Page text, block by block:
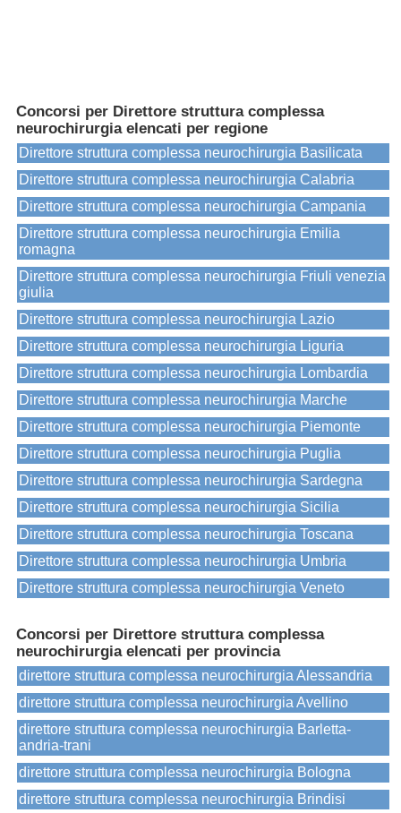
Concorsi per Direttore struttura complessa
neurochirurgia elencati per regione
Direttore struttura complessa neurochirurgia Basilicata
Direttore struttura complessa neurochirurgia Calabria
Direttore struttura complessa neurochirurgia Campania
Direttore struttura complessa neurochirurgia Emilia
romagna
Direttore struttura complessa neurochirurgia Friuli venezia
giulia
Direttore struttura complessa neurochirurgia Lazio
Direttore struttura complessa neurochirurgia Liguria
Direttore struttura complessa neurochirurgia Lombardia
Direttore struttura complessa neurochirurgia Marche
Direttore struttura complessa neurochirurgia Piemonte
Direttore struttura complessa neurochirurgia Puglia
Direttore struttura complessa neurochirurgia Sardegna
Direttore struttura complessa neurochirurgia Sicilia
Direttore struttura complessa neurochirurgia Toscana
Direttore struttura complessa neurochirurgia Umbria
Direttore struttura complessa neurochirurgia Veneto
Concorsi per Direttore struttura complessa
neurochirurgia elencati per provincia
direttore struttura complessa neurochirurgia Alessandria
direttore struttura complessa neurochirurgia Avellino
direttore struttura complessa neurochirurgia Barletta-
andria-trani
direttore struttura complessa neurochirurgia Bologna
direttore struttura complessa neurochirurgia Brindisi